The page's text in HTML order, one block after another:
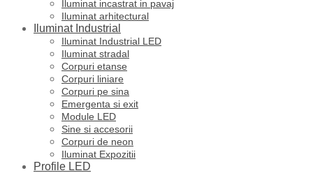
Iluminat incastrat in pavaj
Iluminat arhitectural
Iluminat Industrial
Iluminat Industrial LED
Iluminat stradal
Corpuri etanse
Corpuri liniare
Corpuri pe sina
Emergenta si exit
Module LED
Sine si accesorii
Corpuri de neon
Iluminat Expozitii
Profile LED